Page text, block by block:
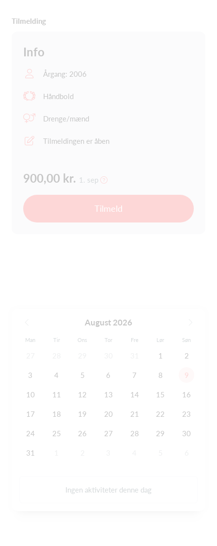
Tilmelding
Info
Årgang: 2006
Håndbold
Drenge/mænd
Tilmeldingen er åben
900,00 kr. 1. sep
Tilmeld
August 2026
Man Tir Ons Tor Fre Lør Søn
1 2
3 4 5 6 7 8 9
10 11 12 13 14 15 16
17 18 19 20 21 22 23
24 25 26 27 28 29 30
31
Ingen aktiviteter denne dag